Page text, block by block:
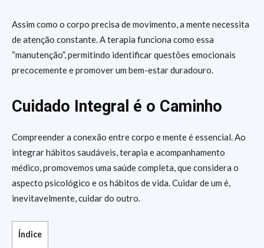
Assim como o corpo precisa de movimento, a mente necessita
de atenção constante. A terapia funciona como essa
“manutenção”, permitindo identificar questões emocionais
precocemente e promover um bem-estar duradouro.
Cuidado Integral é o Caminho
Compreender a conexão entre corpo e mente é essencial. Ao
integrar hábitos saudáveis, terapia e acompanhamento
médico, promovemos uma saúde completa, que considera o
aspecto psicológico e os hábitos de vida. Cuidar de um é,
inevitavelmente, cuidar do outro.
Índice